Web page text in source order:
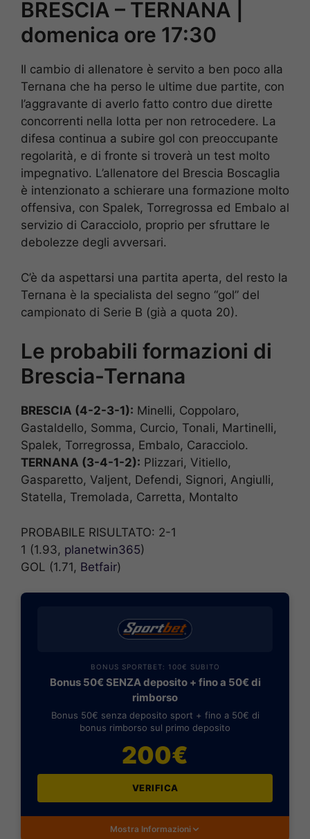
BRESCIA – TERNANA |
domenica ore 17:30
Il cambio di allenatore è servito a ben poco alla
Ternana che ha perso le ultime due partite, con
l’aggravante di averlo fatto contro due dirette
concorrenti nella lotta per non retrocedere. La
difesa continua a subire gol con preoccupante
regolarità, e di fronte si troverà un test molto
impegnativo. L’allenatore del Brescia Boscaglia
è intenzionato a schierare una formazione molto
offensiva, con Spalek, Torregrossa ed Embalo al
servizio di Caracciolo, proprio per sfruttare le
debolezze degli avversari.
C’è da aspettarsi una partita aperta, del resto la
Ternana è la specialista del segno “gol” del
campionato di Serie B (già a quota 20).
Le probabili formazioni di
Brescia-Ternana
BRESCIA (4-2-3-1): Minelli, Coppolaro,
Gastaldello, Somma, Curcio, Tonali, Martinelli,
Spalek, Torregrossa, Embalo, Caracciolo.
TERNANA (3-4-1-2): Plizzari, Vitiello,
Gasparetto, Valjent, Defendi, Signori, Angiulli,
Statella, Tremolada, Carretta, Montalto
PROBABILE RISULTATO: 2-1
1 (1.93, planetwin365)
GOL (1.71, Betfair)
BONUS SPORTBET: 100€ SUBITO
Bonus 50€ SENZA deposito + fino a 50€ di
rimborso
Bonus 50€ senza deposito sport + fino a 50€ di
bonus rimborso sul primo deposito
200€
VERIFICA
Mostra Informazioni